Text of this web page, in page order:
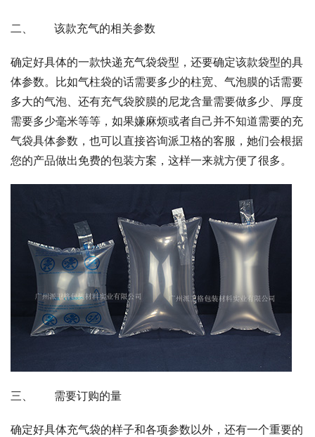
二、      该款充气的相关参数
确定好具体的一款快递充气袋袋型，还要确定该款袋型的具
体参数。比如气柱袋的话需要多少的柱宽、气泡膜的话需要
多大的气泡、还有充气袋胶膜的尼龙含量需要做多少、厚度
需要多少毫米等等，如果嫌麻烦或者自己并不知道需要的充
气袋具体参数，也可以直接咨询派卫格的客服，她们会根据
您的产品做出免费的包装方案，这样一来就方便了很多。
三、      需要订购的量
确定好具体充气袋的样子和各项参数以外，还有一个重要的